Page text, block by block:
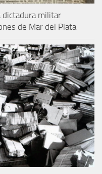
dictadura militar
de Mar del Plata